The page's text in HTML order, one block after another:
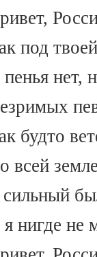
под
нет,
будто
всей
нигде не